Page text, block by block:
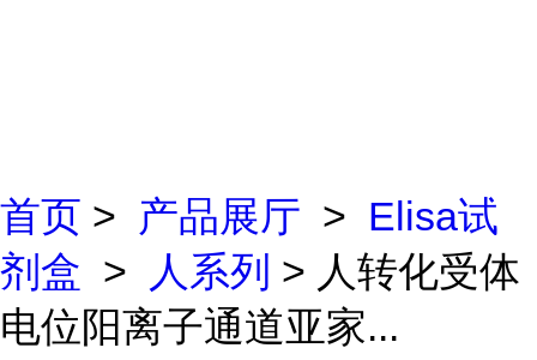
首页 > 产品展厅 > Elisa试
剂盒 > 人系列 > 人转化受体
电位阳离子通道亚家...